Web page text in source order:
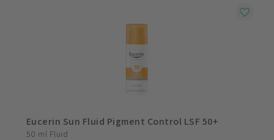
Eucerin Sun Fluid Pigment Control LSF 50+
50 ml Fluid